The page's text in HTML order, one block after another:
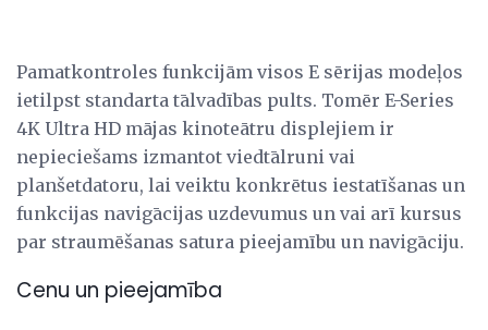
Pamatkontroles funkcijām visos E sērijas modeļos
ietilpst standarta tālvadības pults. Tomēr E-Series
4K Ultra HD mājas kinoteātru displejiem ir
nepieciešams izmantot viedtālruni vai
planšetdatoru, lai veiktu konkrētus iestatīšanas un
funkcijas navigācijas uzdevumus un vai arī kursus
par straumēšanas satura pieejamību un navigāciju.
Cenu un pieejamība